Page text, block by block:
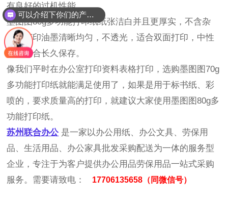
有良好的过机性能。
墨图图80g多功能打印纸纸张洁白并且更厚实，不含杂
质，打印油墨清晰均匀，不透光，适合双面打印，中性
纸张适合长久保存。
像我们平时在办公室打印资料表格打印，选购墨图图70g
多功能打印纸就能满足使用了，如果是用于标书纸、彩
喷的，要求质量高的打印，就建议大家使用墨图图80g多
功能打印纸。
苏州联合办公 是一家以办公用纸、办公文具、劳保用
品、生活用品、办公家具批发采购配送为一体的服务型
企业，专注于为客户提供办公用品劳保用品一站式采购
服务。需要请致电：
17706135658（同微信号）
可以介绍下你们的产品么？